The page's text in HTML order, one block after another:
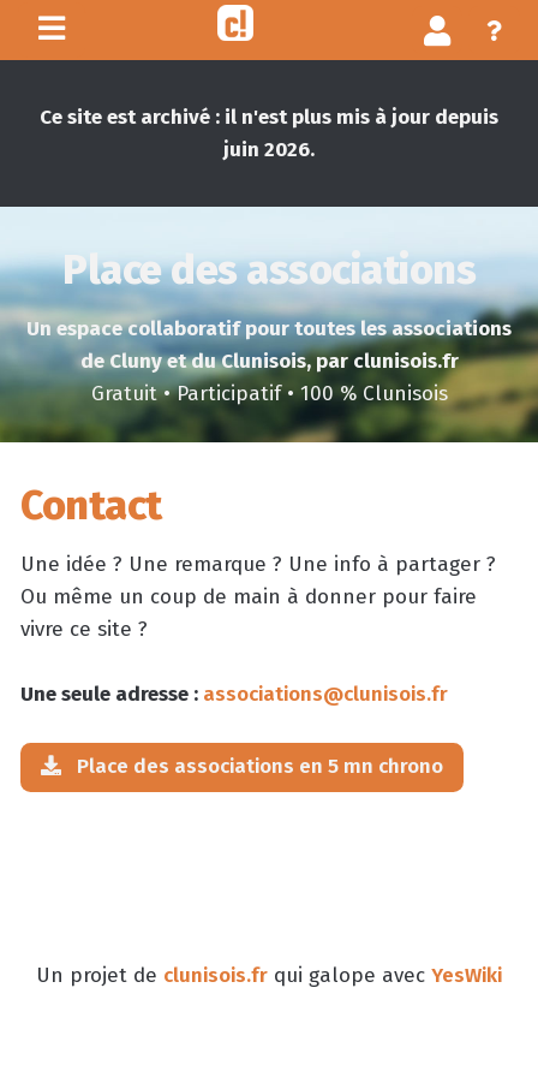
Ce site est archivé : il n'est plus mis à jour depuis
juin 2026.
Place des associations
Un espace collaboratif pour toutes les associations
de Cluny et du Clunisois, par clunisois.fr
Gratuit • Participatif • 100 % Clunisois
Contact
Une idée ? Une remarque ? Une info à partager ?
Ou même un coup de main à donner pour faire
vivre ce site ?
Une seule adresse : associations@clunisois.fr
Place des associations en 5 mn chrono
Un projet de clunisois.fr qui galope avec YesWiki